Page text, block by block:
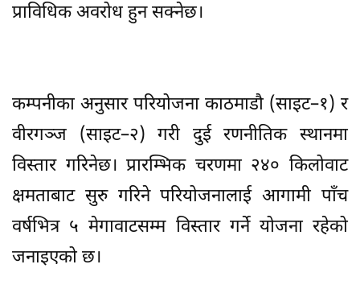
प्राविधिक अवरोध हुन सक्नेछ।
कम्पनीका अनुसार परियोजना काठमाडौ (साइट–१) र
वीरगञ्ज (साइट–२) गरी दुई रणनीतिक स्थानमा
विस्तार गरिनेछ। प्रारम्भिक चरणमा २४० किलोवाट
क्षमताबाट सुरु गरिने परियोजनालाई आगामी पाँच
वर्षभित्र ५ मेगावाटसम्म विस्तार गर्ने योजना रहेको
जनाइएको छ।